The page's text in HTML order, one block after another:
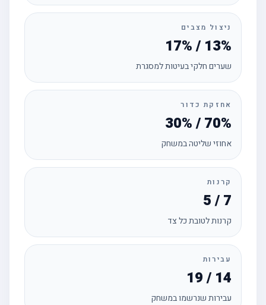
ניצול מצבים
17% / 13%
שערים חלקי בעיטות למסגרת
אחזקת כדור
30% / 70%
אחוזי שליטה במשחק
קרנות
5 / 7
קרנות לטובת כל צד
עבירות
19 / 14
עבירות שנרשמו במשחק